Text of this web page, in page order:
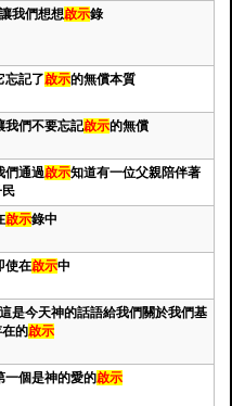
讓我們想想啟示錄
忘記了啟示的無償本質
我們不要忘記啟示的無償
們通過啟示知道有一位父親陪伴著
啟示錄中
使在啟示中
這是今天神的話語給我們關於我們基
的啟示
一個是神的愛的啟示